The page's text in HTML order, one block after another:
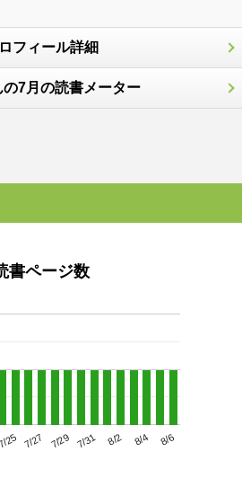
フィール詳細
7月の読書メーター
書ページ数
25 7/27 7/29 7/31 8/2 8/4 8/6